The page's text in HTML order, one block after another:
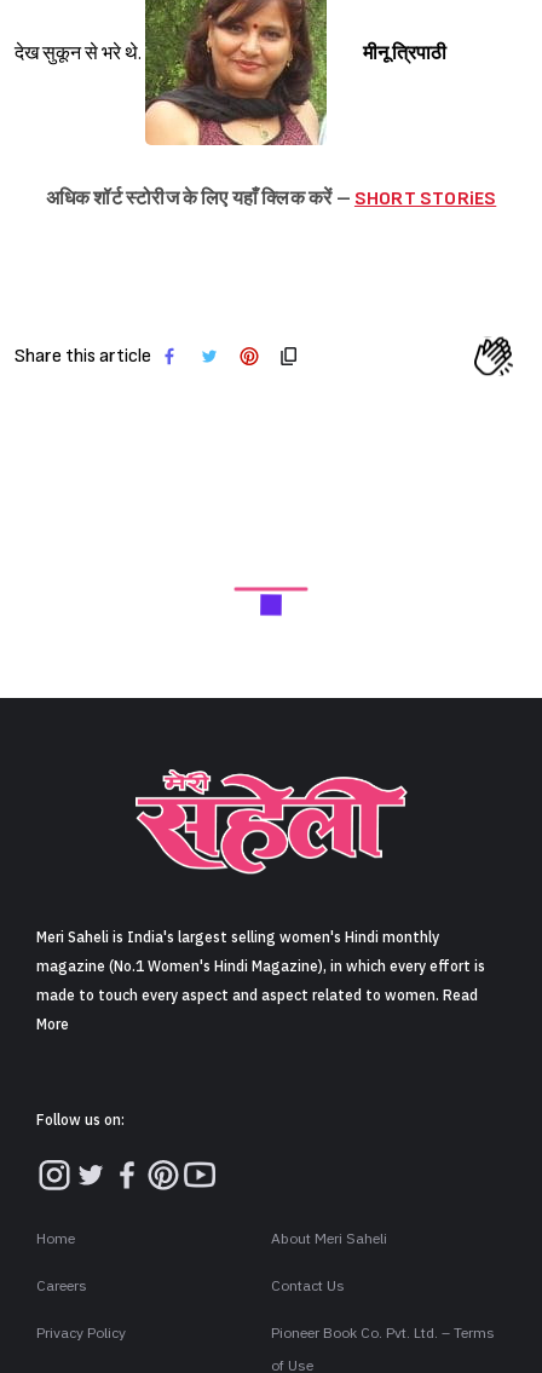
देख सुकून से भरे थे. मीनू त्रिपाठी
अधिकशॉर्टस्टोरीजकेलिएयहाँक्लिककरें– SHORT STORiES
Share this article
Meri Saheli is India's largest selling women's Hindi monthly
magazine (No.1 Women's Hindi Magazine), in which every effort is
made to touch every aspect and aspect related to women. Read
More
Follow us on:
Home About Meri Saheli
Careers Contact Us
Privacy Policy
Pioneer Book Co. Pvt. Ltd. – Terms
of Use